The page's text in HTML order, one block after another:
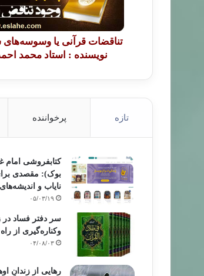
تناقضات قرآنی یا
نویسنده : استاد محمد
تازه پرخواننده
کتابفروشی امام
بوک): مقصدی
نایاب و اندیشه‌های
۰۵/۰۳/۱۹
سر دفتر فساد در
وکناره‌گیری از
۰۴/۰۸/۰۳
رهایی از زندانِ